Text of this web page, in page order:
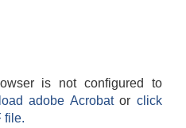
is not configured to
adobe Acrobatorclick
file.